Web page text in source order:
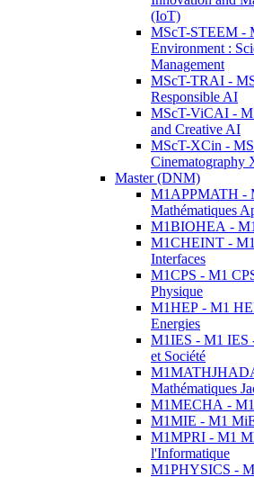
(IoT)
MScT-STEEM -
Environment :
Management
MScT-TRAI -
Responsible AI
MScT-ViCAI -
and Creative AI
MScT-XCin -
Cinematography
Master (DNM)
M1APPMATH -
Mathématiques
M1BIOHEA -
M1CHEINT -
Interfaces
M1CPS - M1
Physique
M1HEP - M1
Energies
M1IES - M1 IES
et Société
Mathématiques
M1MECHA -
M1MIE - M1
M1MPRI - M1
l'Informatique
M1PHYSICS -